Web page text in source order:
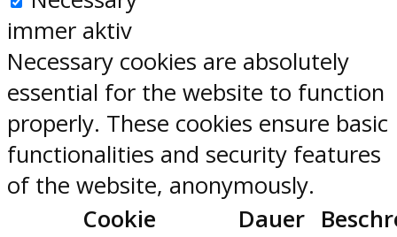
immer aktiv
Necessary cookies are absolutely
essential for the website to function
properly. These cookies ensure basic
functionalities and security features
of the website, anonymously.
Cookie
Dauer